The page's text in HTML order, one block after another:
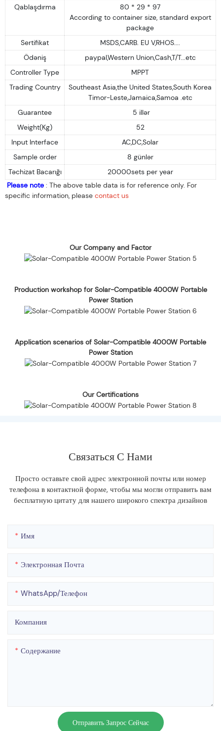
Qablaşdırma
80 * 29 * 97
According to container size, standard export
package
Sertifikat
MSDS,CARB. EU V,RHOS....
Ödəniş
paypal,Western Union,Cash,T/T...etc
Controller Type
MPPT
Trading Country
Southeast Asia,the United States,South Korea
Timor-Leste,Jamaica,Samoa .etc
Guarantee
5 illər
Weight(Kg)
52
Input Interface
AC,DC,Solar
Sample order
8 günlər
Təchizat Bacarığı
20000sets per year
Please note : The above table data is for reference only. For
specific information, please contact us
Our Company and Factor
Production workshop for Solar-Compatible 4000W Portable
Power Station
Application scenarios of Solar-Compatible 4000W Portable
Power Station
Our Certifications
Связаться С Нами
Просто оставьте свой адрес электронной почты или номер
телефона в контактной форме, чтобы мы могли отправить вам
бесплатную цитату для нашего широкого спектра дизайнов
Имя
Электронная Почта
WhatsApp/телефон
Компания
Содержание
Отправить Запрос Сейчас